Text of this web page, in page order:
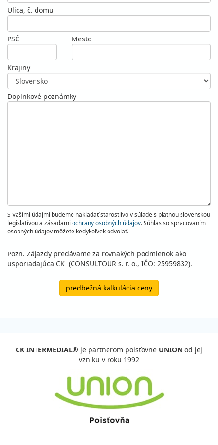
Ulica, č. domu
PSČ Mesto
Krajiny
Doplnkové poznámky
S Vašimi údajmi budeme nakladať starostlivo v súlade s platnou slovenskou
legislatívou a zásadami ochrany osobných údajov. Súhlas so spracovaním
osobných údajov môžete kedykoľvek odvolať.
Pozn. Zájazdy predávame za rovnakých podmienok ako
usporiadajúca CK (CONSULTOUR s. r. o., IČO: 25959832).
predbežná kalkulácia ceny
CK INTERMEDIAL® je partnerom poisťovne UNION od jej
vzniku v roku 1992